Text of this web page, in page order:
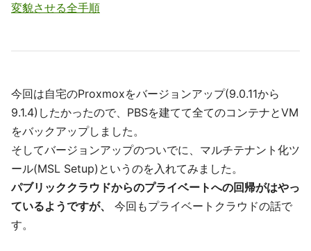
変貌させる全手順
今回は自宅のProxmoxをバージョンアップ(9.0.11から
9.1.4)したかったので、PBSを建てて全てのコンテナとVM
をバックアップしました。
そしてバージョンアップのついでに、マルチテナント化ツ
ール(MSL Setup)というのを入れてみました。
パブリッククラウドからのプライベートへの回帰がはやっ
ているようですが、
今回もプライベートクラウドの話で
す。